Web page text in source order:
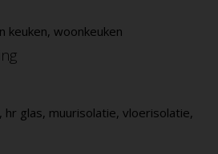
keuken, woonkeuken
hr glas, muurisolatie, vloerisolatie,